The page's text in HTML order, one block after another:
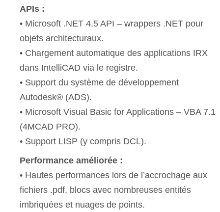
APIs :
• Microsoft .NET 4.5 API – wrappers .NET pour
objets architecturaux.
• Chargement automatique des applications IRX
dans IntelliCAD via le registre.
• Support du système de développement
Autodesk® (ADS).
• Microsoft Visual Basic for Applications – VBA 7.1
(4MCAD PRO).
• Support LISP (y compris DCL).
Performance améliorée :
• Hautes performances lors de l’accrochage aux
fichiers .pdf, blocs avec nombreuses entités
imbriquées et nuages de points.